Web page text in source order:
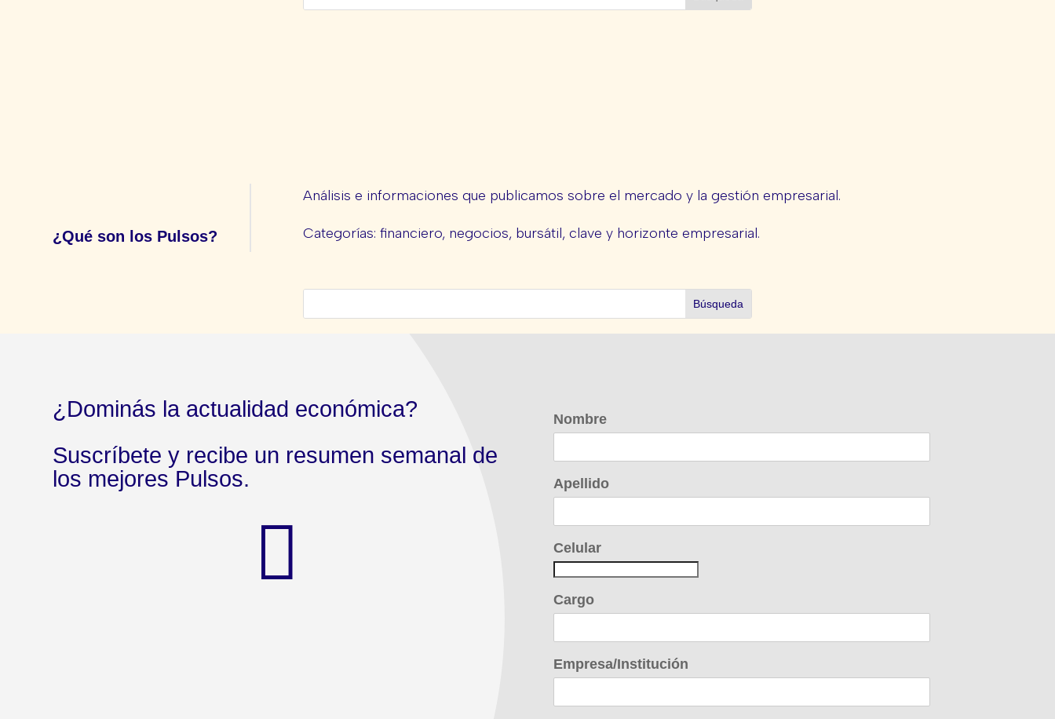
¿Qué son los Pulsos?
Análisis e informaciones que publicamos sobre el mercado y la gestión empresarial.
Categorías: financiero, negocios, bursátil, clave y horizonte empresarial.
¿Dominás la actualidad económica?
Suscríbete y recibe un resumen semanal de
los mejores Pulsos.

Nombre
Apellido
Celular
Cargo
Empresa/Institución